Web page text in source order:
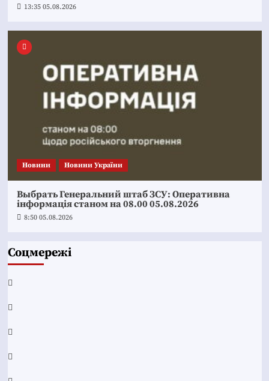
13:35 05.08.2026
Новини Новини України
Выбрать Генеральний штаб ЗСУ: Оперативна
інформація станом на 08.00 05.08.2026
8:50 05.08.2026
Соцмережі
Facebook
YouTube
Telegram
Instagram